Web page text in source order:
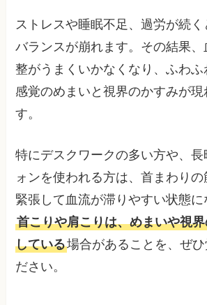
ストレスや睡眠不足、過労が続
バランスが崩れます。その結果、
整がうまくいかなくなり、ふわ
感覚のめまいと視界のかすみが現
す。
特にデスクワークの多い方や、長
ォンを使われる方は、首まわり
緊張して血流が滞りやすい状態に
首こりや肩こりは、めまいや視
している場合があることを、ぜひ
ださい。